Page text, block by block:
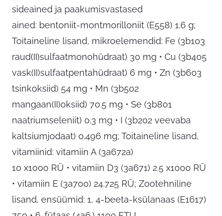
sideained ja paakumisvastased
ained: bentoniit-montmorilloniit (E558) 1.6 g;
Toitaineline lisand, mikroelemendid: Fe (3b103
raud(II)sulfaatmonohüdraat) 30 mg • Cu (3b405
vask(II)sulfaatpentahüdraat) 6 mg • Zn (3b603
tsinkoksiid) 54 mg • Mn (3b502
mangaan(II)oksiid) 70.5 mg • Se (3b801
naatriumseleniit) 0.3 mg • I (3b202 veevaba
kaltsiumjodaat) 0.496 mg; Toitaineline lisand,
vitamiinid: vitamiin A (3a672a)
10 x1000 RÜ • vitamiin D3 (3a671) 2.5 x1000 RÜ
• vitamiin E (3a700) 24.725 RÜ; Zootehniline
lisand, ensüümid: 1, 4-beeta-ksülanaas (E1617)